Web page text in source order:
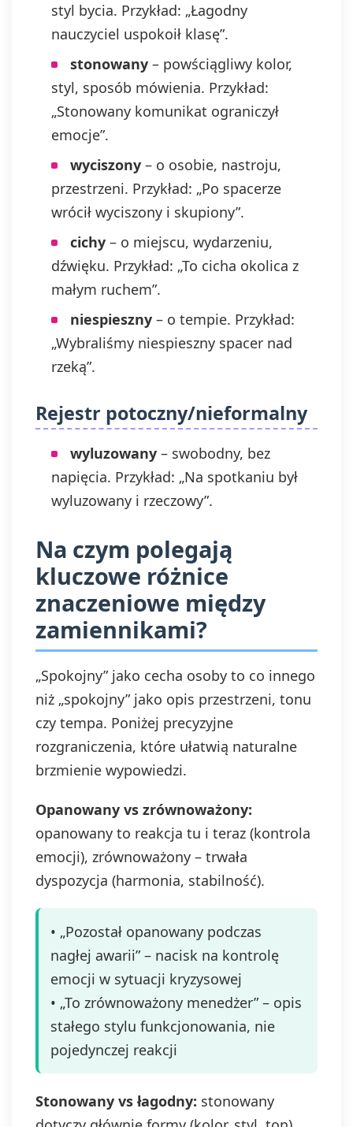
styl bycia. Przykład: „Łagodny
nauczyciel uspokoił klasę”.
stonowany – powściągliwy kolor,
styl, sposób mówienia. Przykład:
„Stonowany komunikat ograniczył
emocje”.
wyciszony – o osobie, nastroju,
przestrzeni. Przykład: „Po spacerze
wrócił wyciszony i skupiony”.
cichy – o miejscu, wydarzeniu,
dźwięku. Przykład: „To cicha okolica z
małym ruchem”.
niespieszny – o tempie. Przykład:
„Wybraliśmy niespieszny spacer nad
rzeką”.
Rejestr potoczny/nieformalny
wyluzowany – swobodny, bez
napięcia. Przykład: „Na spotkaniu był
wyluzowany i rzeczowy”.
Na czym polegają
kluczowe różnice
znaczeniowe między
zamiennikami?
„Spokojny” jako cecha osoby to co innego
niż „spokojny” jako opis przestrzeni, tonu
czy tempa. Poniżej precyzyjne
rozgraniczenia, które ułatwią naturalne
brzmienie wypowiedzi.
Opanowany vs zrównoważony:
opanowany to reakcja tu i teraz (kontrola
emocji), zrównoważony – trwała
dyspozycja (harmonia, stabilność).
• „Pozostał opanowany podczas
nagłej awarii” – nacisk na kontrolę
emocji w sytuacji kryzysowej
• „To zrównoważony menedżer” – opis
stałego stylu funkcjonowania, nie
pojedynczej reakcji
Stonowany vs łagodny: stonowany